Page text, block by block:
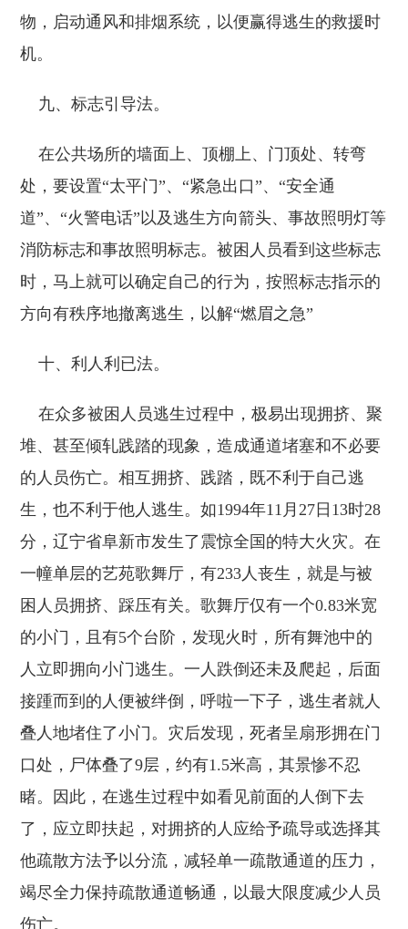
物，启动通风和排烟系统，以便赢得逃生的救援时
机。
九、标志引导法。
在公共场所的墙面上、顶棚上、门顶处、转弯
处，要设置“太平门”、“紧急出口”、“安全通
道”、“火警电话”以及逃生方向箭头、事故照明灯等
消防标志和事故照明标志。被困人员看到这些标志
时，马上就可以确定自己的行为，按照标志指示的
方向有秩序地撤离逃生，以解“燃眉之急”
十、利人利已法。
在众多被困人员逃生过程中，极易出现拥挤、聚
堆、甚至倾轧践踏的现象，造成通道堵塞和不必要
的人员伤亡。相互拥挤、践踏，既不利于自己逃
生，也不利于他人逃生。如1994年11月27日13时28
分，辽宁省阜新市发生了震惊全国的特大火灾。在
一幢单层的艺苑歌舞厅，有233人丧生，就是与被
困人员拥挤、踩压有关。歌舞厅仅有一个0.83米宽
的小门，且有5个台阶，发现火时，所有舞池中的
人立即拥向小门逃生。一人跌倒还未及爬起，后面
接踵而到的人便被绊倒，呼啦一下子，逃生者就人
叠人地堵住了小门。灾后发现，死者呈扇形拥在门
口处，尸体叠了9层，约有1.5米高，其景惨不忍
睹。因此，在逃生过程中如看见前面的人倒下去
了，应立即扶起，对拥挤的人应给予疏导或选择其
他疏散方法予以分流，减轻单一疏散通道的压力，
竭尽全力保持疏散通道畅通，以最大限度减少人员
伤亡。